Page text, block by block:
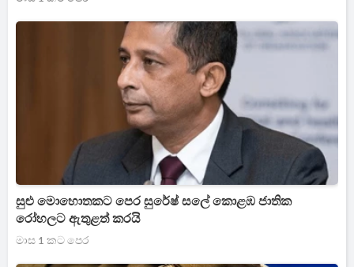
සුළු මොහොතකට පෙර සුරේෂ් සලේ කොළඹ ජාතික
රෝහලට ඇතුළත් කරයි
මාස 1 කට පෙර